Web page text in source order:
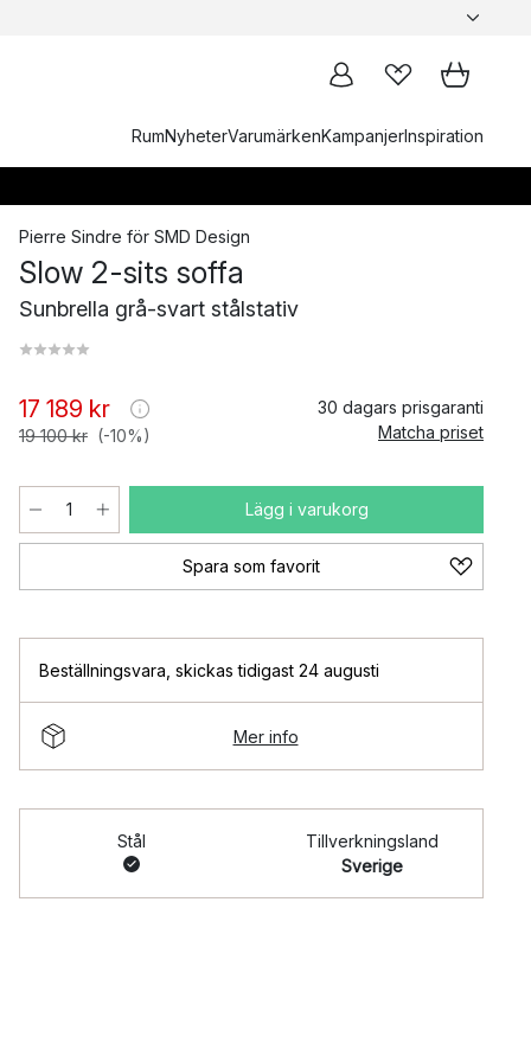
RumNyheterVarumärkenKampanjerInspiration
Pierre Sindre för SMD Design
Slow 2-sits soffa
Sunbrella grå-svart stålstativ
17 189 kr
19 100 kr (-10%)
30 dagars prisgaranti
Matcha priset
Lägg i varukorg
Spara som favorit
Beställningsvara skickas tidigast 24 augusti
Mer info
Stål
Tillverkningsland
Sverige